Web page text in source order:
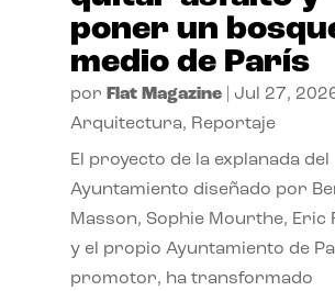
poner un
medio de París
por Flat Magazine| Jul 27,
Arquitectura, Reportaje
El proyecto de la explanada del
Ayuntamiento diseñado por
Masson, Sophie Mourthe, Eric
y el propio Ayuntamiento de
promotor, ha transformado